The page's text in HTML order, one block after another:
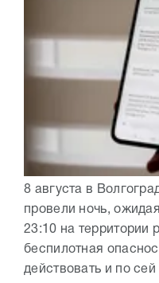
8 августа в
провели ночь,
23:10 на территории
беспилотная
действовать и по